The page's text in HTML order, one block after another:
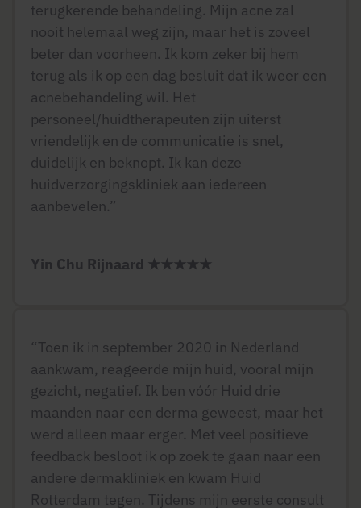
terugkerende behandeling. Mijn acne zal
nooit helemaal weg zijn, maar het is zoveel
beter dan voorheen. Ik kom zeker bij hem
terug als ik op een dag besluit dat ik weer een
acnebehandeling wil. Het
personeel/huidtherapeuten zijn uiterst
vriendelijk en de communicatie is snel,
duidelijk en beknopt. Ik kan deze
huidverzorgingskliniek aan iedereen
aanbevelen.”
Yin Chu Rijnaard ★★★★★
“Toen ik in september 2020 in Nederland
aankwam, reageerde mijn huid, vooral mijn
gezicht, negatief. Ik ben vóór Huid drie
maanden naar een derma geweest, maar het
werd alleen maar erger. Met veel positieve
feedback besloot ik op zoek te gaan naar een
andere dermakliniek en kwam Huid
Rotterdam tegen. Tijdens mijn eerste consult